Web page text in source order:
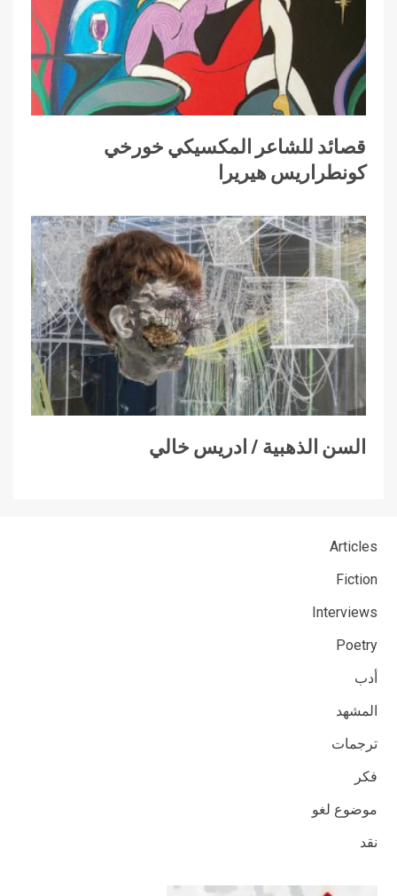
قصائد للشاعر المكسيكي خورخي
كونطراريس هيريرا
السن الذهبية / ادريس خالي
Articles
Fiction
Interviews
Poetry
أدب
المشهد
ترجمات
فكر
موضوع لغو
نقد